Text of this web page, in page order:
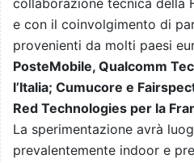
collaborazione tecnica della
e con il coinvolgimento di
provenienti da molti paesi
PosteMobile, Qualcomm
l’Italia; Cumucore e
Red Technologies per la
La sperimentazione avrà
prevalentemente indoor e